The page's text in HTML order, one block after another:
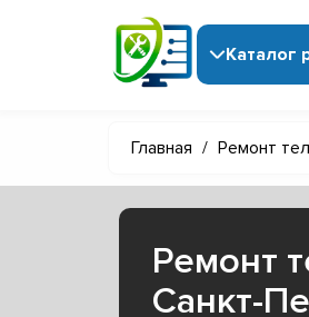
Каталог
Главная / Ремонт
Ремонт
Санкт-